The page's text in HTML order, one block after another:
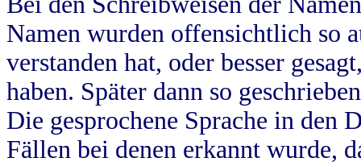
Namen wurden offensichtlich so
verstanden hat, oder besser
haben. Später dann so
Die gesprochene Sprache in
Fällen bei denen erkannt wurde,